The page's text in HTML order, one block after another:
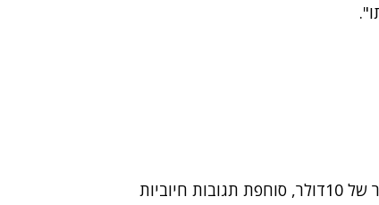
האפליקציה, המוצעת לרכישה דרך חנות ה-Itunes במחיר של 10דולר, סוחפת תגובות חיוביות